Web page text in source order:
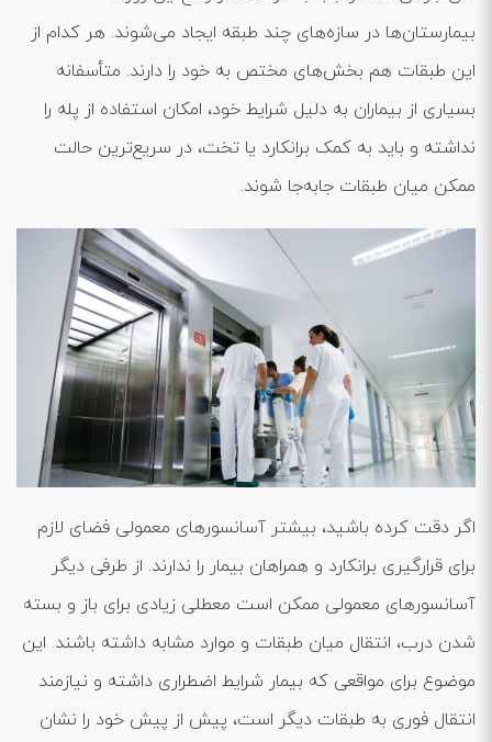
بیمارستان‌ها در سازه‌های چند طبقه ایجاد می‌شوند. هر کدام از
این طبقات هم بخش‌های مختص به خود را دارند. متأسفانه
بسیاری از بیماران به دلیل شرایط خود، امکان استفاده از پله را
نداشته و باید به کمک برانکارد یا تخت، در سریع‌ترین حالت
ممکن میان طبقات جابه‌جا شوند.
اگر دقت کرده باشید، بیشتر آسانسورهای معمولی فضای لازم
برای قرارگیری برانکارد و همراهان بیمار را ندارند. از طرفی دیگر
آسانسورهای معمولی ممکن است معطلی زیادی برای باز و بسته
شدن درب، انتقال میان طبقات و موارد مشابه داشته باشند. این
موضوع برای مواقعی که بیمار شرایط اضطراری داشته و نیازمند
انتقال فوری به طبقات دیگر است، پیش از پیش خود را نشان